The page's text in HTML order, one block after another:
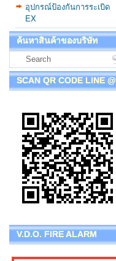
อุปกรณ์ป้องกันการระเบิด
EX
ค้นหาสินค้าของบริษัท
SCAN QR CODE LINE @
V.D.O. FIRE ALARM